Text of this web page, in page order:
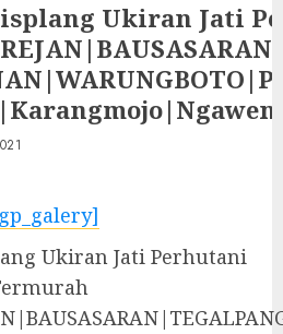
Ukiran Jati
Ukiran Jati Perhutani